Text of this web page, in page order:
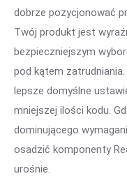
dobrze pozycjonować
Twój produkt jest
bezpieczniejszym
pod kątem
lepsze domyślne
mniejszej ilości kodu.
dominującego
osadzić komponenty
urośnie.